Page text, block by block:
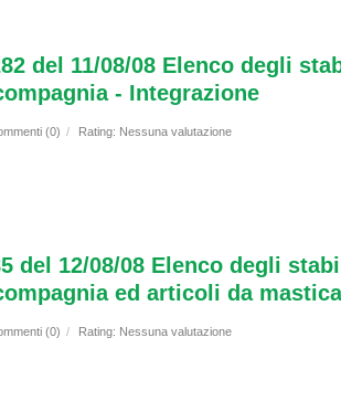
del 11/08/08 Elenco degli
- Integrazione
(0) / Rating: Nessuna valutazione
del 12/08/08 Elenco degli
ed articoli da
(0) / Rating: Nessuna valutazione